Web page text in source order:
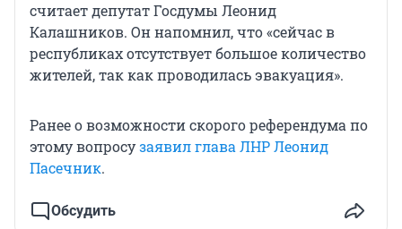
считает депутат Госдумы Леонид
Калашников. Он напомнил, что «сейчас в
республиках отсутствует большое количество
жителей, так как проводилась эвакуация».
Ранее о возможности скорого референдума по
этому вопросузаявил глава ЛНР Леонид
Пасечник.
Обсудить